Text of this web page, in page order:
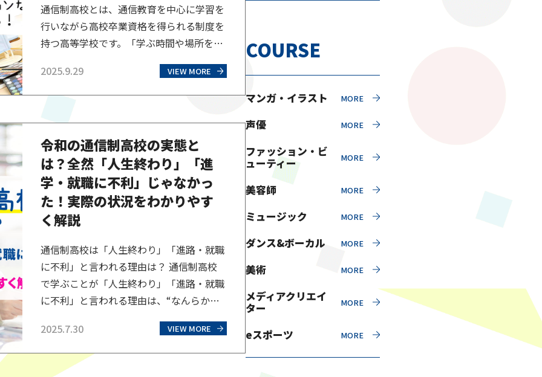
通信制高校とは、通信教育を中心に学習を
行いながら高校卒業資格を得られる制度を
持つ高等学校です。「学ぶ時間や場所を自
の通信制高校が一概に通信教育のみで成り
立っているわけではありません。ここで
は、そもそも通信制高校とは何か？全日制
高校とは何が違うのかを紹介します。 通信
制高校とは？ 通信制高校は、オンライン
授業か対面授業かな…
2025.9.29 VIEW MORE
令和の通信制高校の実態と
は？全然「人生終わり」「進
学・就職に不利」じゃなかっ
た！実際の状況をわかりやす
く解説
通信制高校は「人生終わり」「進路・就職
に不利」と言われる理由は？ 通信制高校
で学ぶことが「人生終わり」「進路・就職
に不利」と言われる理由は、“なんらかの
多い”という過去のイメージが先行してい
るからでしょう。令和の現代では、オンラ
イン学習の普及などにより、状況は大きく
2025.7.30 VIEW MORE
COURSE
マンガ・イラスト
声優
ファッション・ビ
ューティー
美容師
ミュージック
ダンス&ボーカル
美術
メディアクリエイ
ター
eスポーツ